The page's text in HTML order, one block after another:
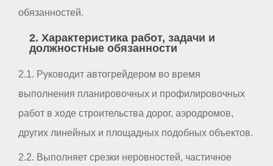
обязанностей.
2. Характеристика работ, задачи и
должностные обязанности
2.1. Руководит автогрейдером во время
выполнения планировочных и профилировочных
работ в ходе строительства дорог, аэродромов,
других линейных и площадных подобных объектов.
2.2. Выполняет срезки неровностей, частичное